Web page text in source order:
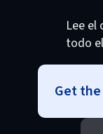
Lee el
todo
Get